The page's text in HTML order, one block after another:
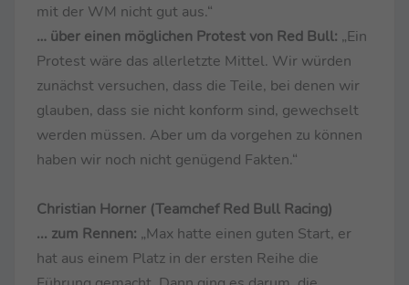
mit der WM nicht gut aus.“
… über einen möglichen Protest von Red Bull: „Ein
Protest wäre das allerletzte Mittel. Wir würden
zunächst versuchen, dass die Teile, bei denen wir
glauben, dass sie nicht konform sind, gewechselt
werden müssen. Aber um da vorgehen zu können
haben wir noch nicht genügend Fakten.“
Christian Horner (Teamchef Red Bull Racing)
... zum Rennen: „Max hatte einen guten Start, er
hat aus einem Platz in der ersten Reihe die